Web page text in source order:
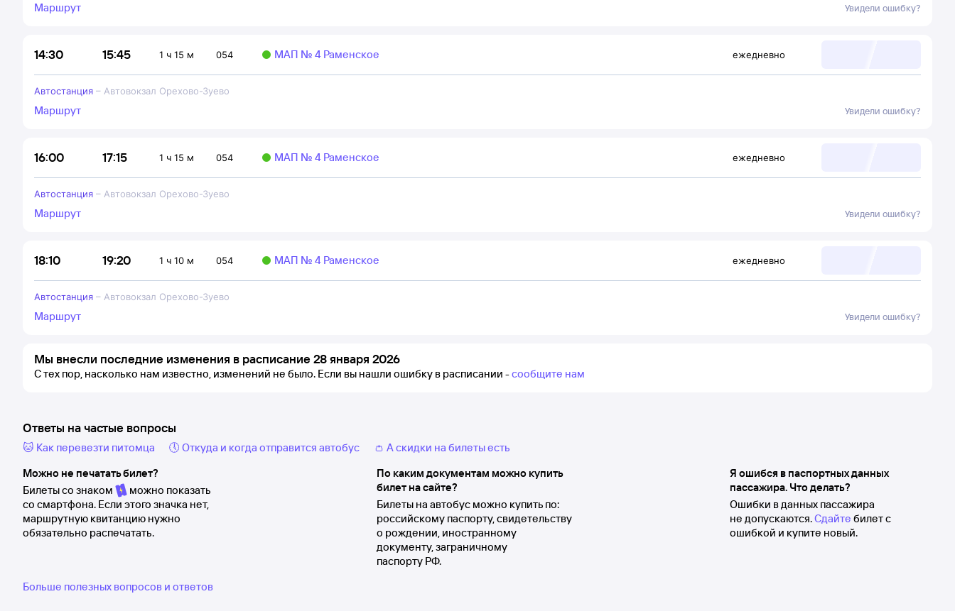
Маршрут Увидели ошибку?
14:30 15:45 1 ч 15 м 054 МАП № 4 Раменское ежедневно
Автостанция – Автовокзал Орехово-Зуево
Маршрут Увидели ошибку?
16:00 17:15 1 ч 15 м 054 МАП № 4 Раменское ежедневно
Автостанция – Автовокзал Орехово-Зуево
Маршрут Увидели ошибку?
18:10 19:20 1 ч 10 м 054 МАП № 4 Раменское ежедневно
Автостанция – Автовокзал Орехово-Зуево
Маршрут Увидели ошибку?
Мы внесли последние изменения в расписание 28 января 2026
С тех пор, насколько нам известно, изменений не было. Если вы нашли ошибку в расписании -сообщите нам
Ответы на частые вопросы
🐱 Как перевезти питомца 🕔 Откуда и когда отправится автобус
👛 А скидки на билеты есть
Можно не печатать билет?
Билеты со знаком
можно показать
со смартфона. Если этого значка нет,
маршрутную квитанцию нужно
обязательно распечатать.
По каким документам можно купить
билет на сайте?
Билеты на автобус можно купить по:
российскому паспорту, свидетельству
о рождении, иностранному
документу, заграничному
паспорту РФ.
Я ошибся в паспортных данных
пассажира. Что делать?
Ошибки в данных пассажира
не допускаются.Сдайте билет с
ошибкой и купите новый.
Больше полезных вопросов и ответов